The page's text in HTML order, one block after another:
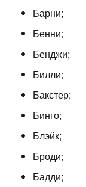
Барни;
Бенни;
Бенджи;
Билли;
Бакстер;
Бинго;
Блэйк;
Броди;
Бадди;